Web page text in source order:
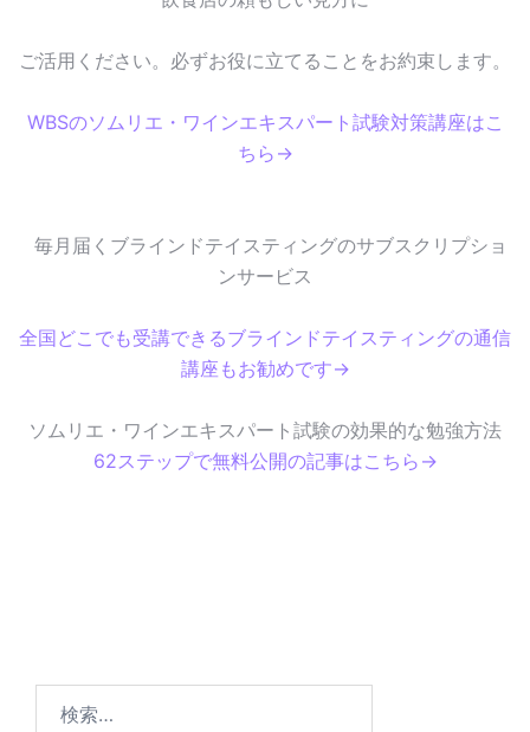
ご活用ください。必ずお役に立てることをお約束します。
WBSのソムリエ・ワインエキスパート試験対策講座はこ
ちら→
毎月届くブラインドテイスティングのサブスクリプショ
ンサービス
全国どこでも受講できるブラインドテイスティングの通信
講座もお勧めです→
ソムリエ・ワインエキスパート試験の効果的な勉強方法
62ステップで無料公開の記事はこちら→